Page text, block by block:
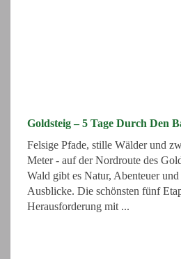
Goldsteig – 5 Tage Durch Den
Felsige Pfade, stille Wälder und
Meter - auf der Nordroute des
Wald gibt es Natur, Abenteuer und
Ausblicke. Die schönsten fünf
Herausforderung mit ...